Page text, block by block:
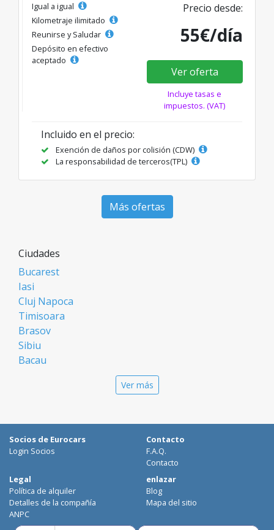
Igual a igual
Kilometraje ilimitado
Reunirse y Saludar
Depósito en efectivo
aceptado
Precio desde:
55€/día
Ver oferta
Incluye tasas e
impuestos. (VAT)
Incluido en el precio:
Exención de daños por colisión (CDW)
La responsabilidad de terceros(TPL)
Más ofertas
Ciudades
Bucarest
Iasi
Cluj Napoca
Timisoara
Brasov
Sibiu
Bacau
Galati
Suceava
Focsani
Targoviste
Ploiesti
Craiova
Ver más
Socios de Eurocars
Login Socios
Contacto
F.A.Q.
Contacto
Legal
Política de alquiler
Detalles de la compañía
ANPC
enlazar
Blog
Mapa del sitio